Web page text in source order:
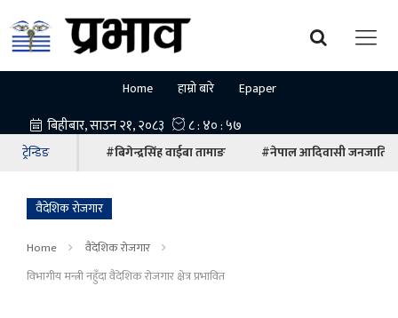
Home हाम्रो बारे Epaper
ट्रेन्डिङ #बिगेन्द्रसिंह वाईबा तामाङ #नेपाल आदिवासी जनजाति
वैदेशिक रोजगार
Home
वैदेशिक रोजगार
विभागीय मन्त्री नहुँदा वैदेशिक रोजगार क्षेत्र प्रभावित